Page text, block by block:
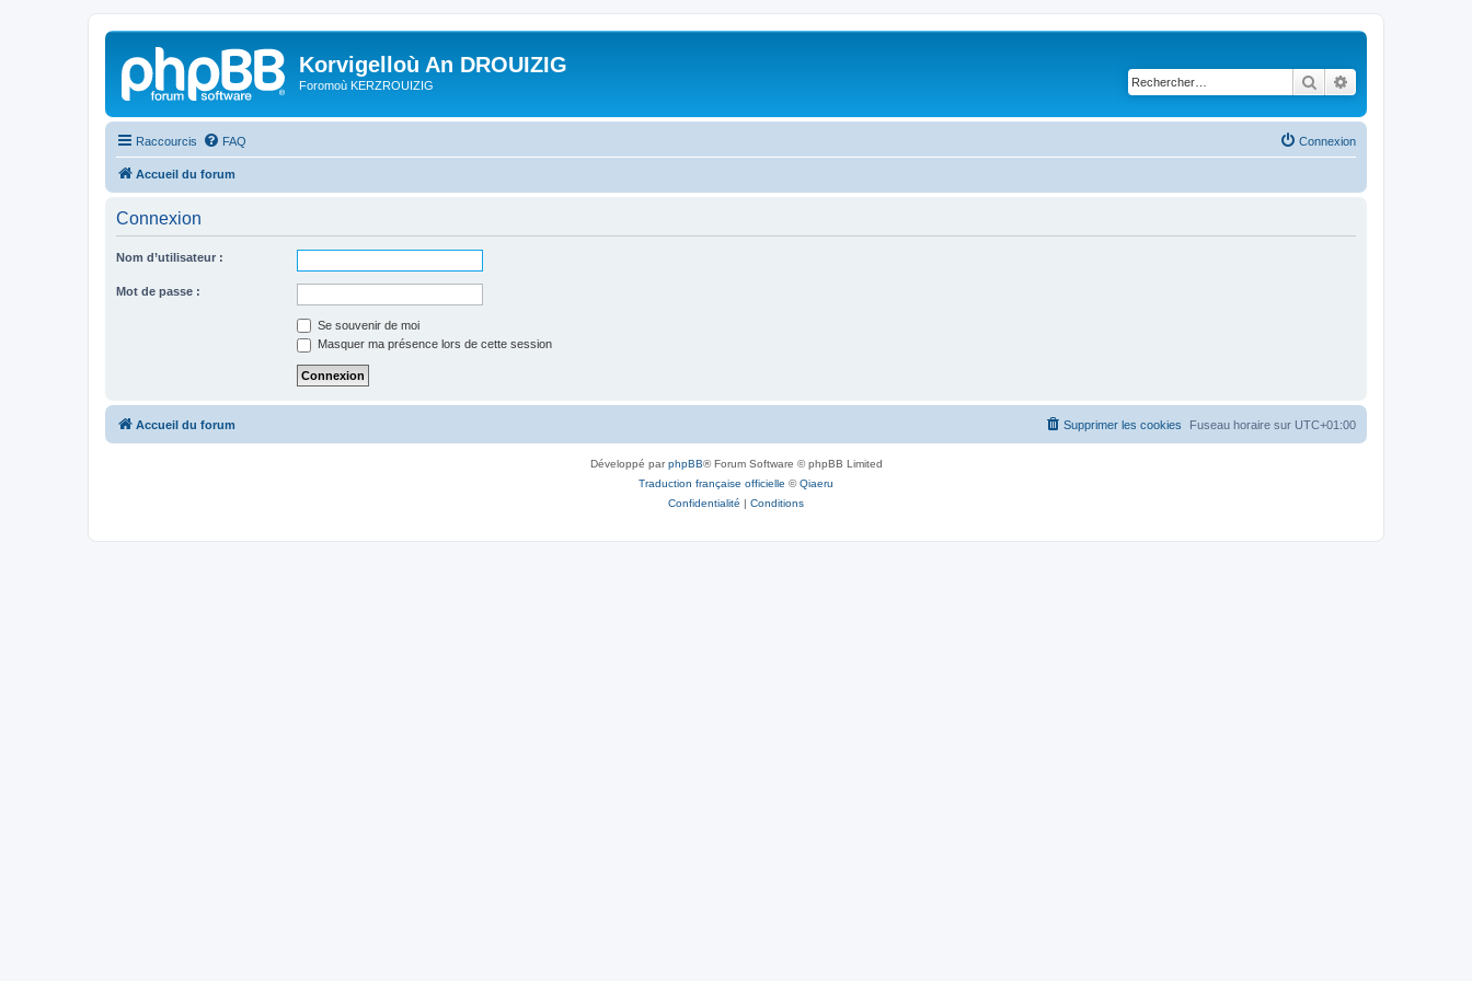
Korvigelloù An DROUIZIG
Foromoù KERZROUIZIG Rechercher
Raccourcis FAQ Connexion
Accueil du forum
Connexion
Nom d’utilisateur :
Mot de passe :
Se souvenir de moi
Masquer ma présence lors de cette session
Accueil du forum Fuseau horaire sur UTC+01:00
Supprimer les cookies
Développé parphpBB® Forum Software © phpBB Limited
Traduction française officielle ©Qiaeru
Confidentialité | Conditions